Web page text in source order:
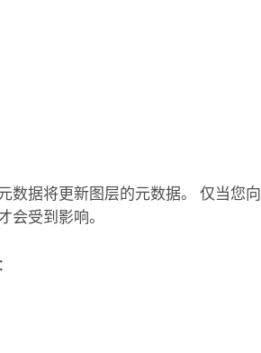
数据将更新图层的元数据。 仅当您向
会受到影响。